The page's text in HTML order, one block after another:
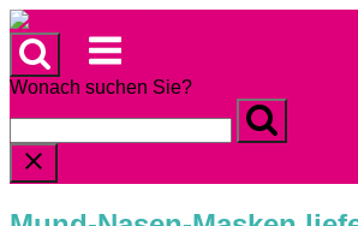
Skip
to
content
Menu
Wonach suchen Sie?